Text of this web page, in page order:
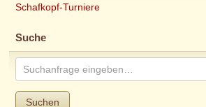
Schafkopf-Turniere
Suche
Suchen